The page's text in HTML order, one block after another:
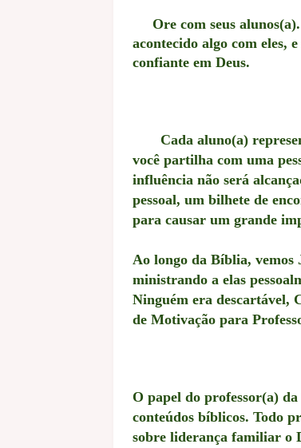
Ore com seus alunos(a).
acontecido algo com eles,
confiante em Deus.
Cada aluno(a)
você partilha com uma
influência não será
pessoal, um bilhete de
para causar um grande
Ao longo da Bíblia, vemos
ministrando a elas
Ninguém era
de Motivação para
O papel do professor(a)
conteúdos bíblicos. Todo
sobre liderança familiar o